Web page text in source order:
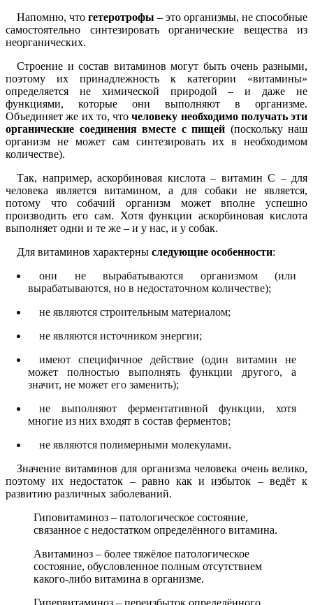
Напомню, что гетеротрофы – это организмы, не способные
самостоятельно синтезировать органические вещества из
неорганических.
Строение и состав витаминов могут быть очень разными,
поэтому их принадлежность к категории «витамины»
определяется не химической природой – и даже не
функциями, которые они выполняют в организме.
Объединяет же их то, чточеловеку необходимо получать эти
органические соединения вместе с пищей (поскольку наш
организм не может сам синтезировать их в необходимом
количестве).
Так, например, аскорбиновая кислота – витамин С – для
человека является витамином, а для собаки не является,
потому что собачий организм может вполне успешно
производить его сам. Хотя функции аскорбиновая кислота
выполняет одни и те же – и у нас, и у собак.
Для витаминов характерны следующие особенности:
они не вырабатываются организмом (или
вырабатываются, но в недостаточном количестве);
не являются строительным материалом;
не являются источником энергии;
имеют специфичное действие (один витамин не
может полностью выполнять функции другого, а
значит, не может его заменить);
не выполняют ферментативной функции, хотя
многие из них входят в состав ферментов;
не являются полимерными молекулами.
Значение витаминов для организма человека очень велико,
поэтому их недостаток – равно как и избыток – ведёт к
развитию различных заболеваний.
Гиповитаминоз – патологическое состояние,
связанное с недостатком определённого витамина.
Авитаминоз – более тяжёлое патологическое
состояние, обусловленное полным отсутствием
какого-либо витамина в организме.
Гипервитаминоз – переизбыток определённого